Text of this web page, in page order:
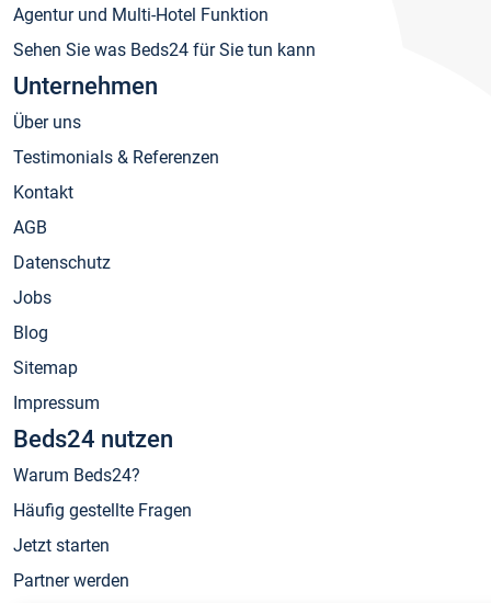
Agentur und Multi-Hotel Funktion
Sehen Sie was Beds24 für Sie tun kann
Unternehmen
Über uns
Testimonials & Referenzen
Kontakt
AGB
Datenschutz
Jobs
Blog
Sitemap
Impressum
Beds24 nutzen
Warum Beds24?
Häufig gestellte Fragen
Jetzt starten
Partner werden